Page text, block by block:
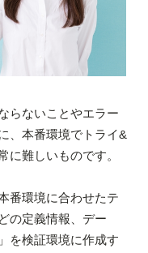
らないことやエラー
、本番環境でトライ&
に難しいものです。
番環境に合わせたテ
の定義情報、デー
を検証環境に作成す